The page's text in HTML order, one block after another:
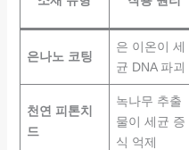
은나노 코팅
은 이온이 세
균 DNA 파괴
천연 피톤치
드
녹나무 추출
물이 세균 증
식 억제